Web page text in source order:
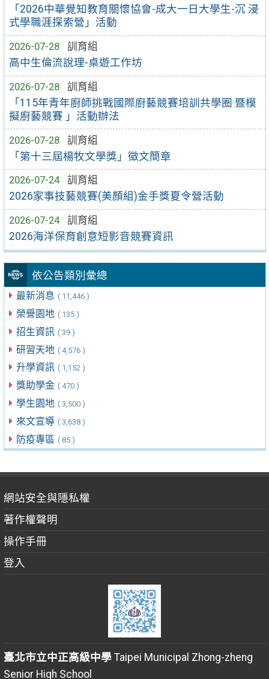
「2026中華覺知教育關懷協會-成大一日大學生-沉 浸
式學職涯探索營」活動
2026-07-28
訓育組
高中生倫流說理-桌遊工作坊
2026-07-28
訓育組
「115年青年廚師挑戰國際廚藝競賽培訓共學圈 暨模
擬廚藝競賽 」活動辦法
2026-07-28
訓育組
「第十三屆楊牧文學獎」徵文簡章
2026-07-24
訓育組
2026家事技藝競賽(美顏組)金手獎夏令營活動
2026-07-24
訓育組
2026海洋保育創意短影音競賽資訊
依公告類別彙總
最新消息 ( 11,446 )
榮譽園地 ( 135 )
招生資訊 ( 39 )
研習天地 ( 4,576 )
升學資訊 ( 1,152 )
獎助學金 ( 470 )
學生園地 ( 3,500 )
來文宣導 ( 3,638 )
防疫專區 ( 85 )
網站安全與隱私權
著作權聲明
操作手冊
登入
臺北市立中正高級中學Taipei Municipal Zhong-zheng
Senior High School